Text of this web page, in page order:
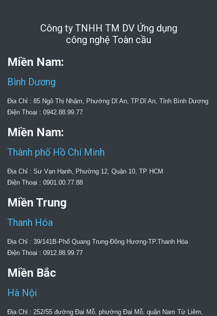
Công ty TNHH TM DV Ứng dụng
công nghệ Toàn cầu
Miền Nam:
Bình Dương
Địa Chỉ : 85 Ngô Thị Nhậm, Phường Dĩ An, TP.Dĩ An, Tỉnh Bình Dương
Điện Thoại : 0942.88.99.77
Miền Nam:
Thành phố Hồ Chí Minh
Địa Chỉ : Sư Vạn Hạnh, Phường 12, Quận 10, TP HCM
Điện Thoại : 0901.00.77.88
Miền Trung
Thanh Hóa
Địa Chỉ : 39/141B-Phố Quang Trung-Đông Hương-TP.Thanh Hóa
Điện Thoại : 0912.88.99.77
Miền Bắc
Hà Nội
Địa Chỉ : 252/55 đường Đại Mỗ, phường Đại Mỗ, quận Nam Từ Liêm,